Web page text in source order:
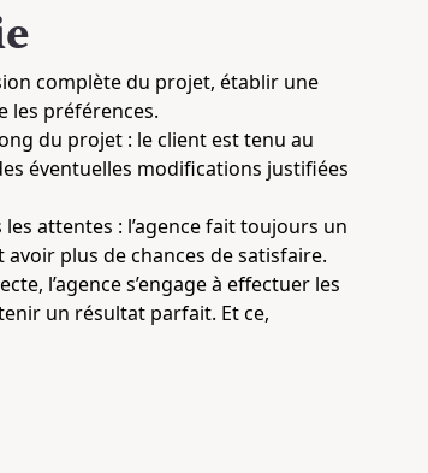
complète du projet, établir une
les préférences.
du projet : le client est tenu au
éventuelles modifications justifiées
attentes : l’agence fait toujours un
plus de chances de satisfaire.
l’agence s’engage à effectuer les
un résultat parfait. Et ce,